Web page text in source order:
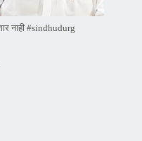
नाही #sindhudurg